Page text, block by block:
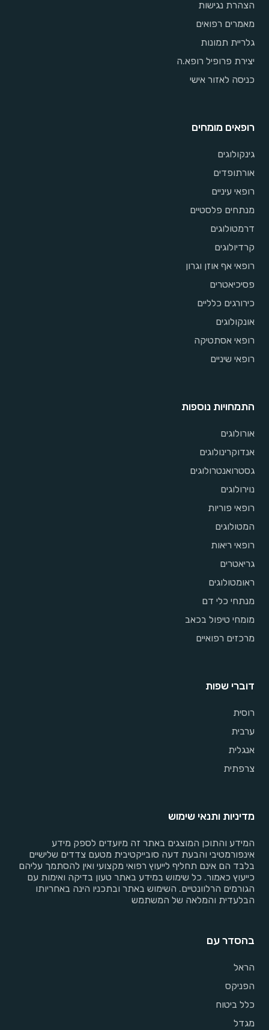
הצהרת נגישות
מאמרים רפואים
גלריית תמונות
יצירת פרופיל רופא.ה
כניסה לאזור אישי
רופאים מומחים
גינקולוגים
אורתופדים
רופאי עיניים
מנתחים פלסטיים
דרמטולוגים
קרדיולוגים
רופאי אף אוזן וגרון
פסיכיאטרים
כירורגים כלליים
אונקולוגים
רופאי אסתטיקה
רופאי שיניים
התמחויות נוספות
אורולוגים
אנדוקרינולוגים
גסטרואנטרולוגים
נוירולוגים
רופאי פוריות
המטולוגים
רופאי ריאות
גריאטרים
ראומטולוגים
מנתחי כלי דם
מומחי טיפול בכאב
מרכזים רפואיים
דוברי שפות
רוסית
ערבית
אנגלית
צרפתית
מדיניות ותנאי שימוש
המידע והתוכן המוצגים באתר זה מיועדים לספק מידע
אינפורמטיבי והבעת דעה סובייקטיבית מטעם צדדים שלישיים
בלבד הם אינם תחליף לייעוץ רפואי מקצועי ואין להסתמך עליהם
כייעוץ כאמור. כל שימוש במידע באתר טעון בדיקה ואימות עם
הגורמים הרלוונטיים. השימוש באתר ובתכניו הינה באחריותו
הבלעדית והמלאה של המשתמש
בהסדר עם
הראל
הפניקס
כלל ביטוח
מגדל